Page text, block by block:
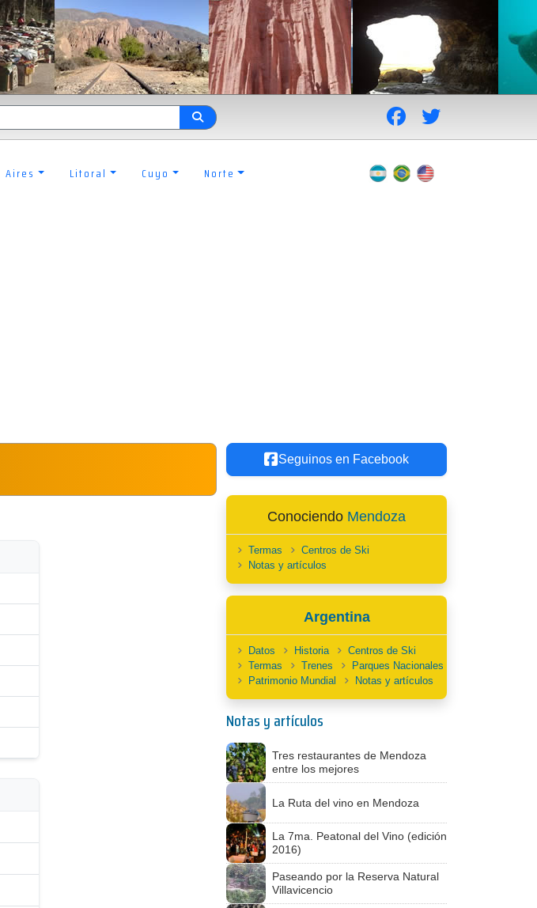
Aires Litoral Cuyo Norte
Seguinos en Facebook
Conociendo Mendoza
Termas
Centros de Ski
Notas y artículos
Argentina
Datos Historia
Centros de Ski
Termas
Trenes
Parques Nacionales
Patrimonio Mundial
Notas y artículos
Notas y artículos
Tres restaurantes de Mendoza
entre los mejores
La Ruta del vino en Mendoza
La 7ma. Peatonal del Vino (edición
2016)
Paseando por la Reserva Natural
Villavicencio